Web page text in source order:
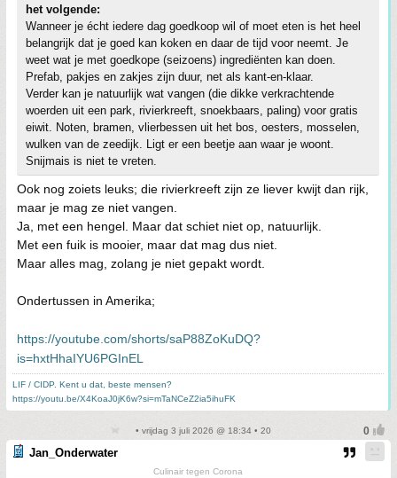
het volgende:
Wanneer je écht iedere dag goedkoop wil of moet eten is het heel
belangrijk dat je goed kan koken en daar de tijd voor neemt. Je
weet wat je met goedkope (seizoens) ingrediënten kan doen.
Prefab, pakjes en zakjes zijn duur, net als kant-en-klaar.
Verder kan je natuurlijk wat vangen (die dikke verkrachtende
woerden uit een park, rivierkreeft, snoekbaars, paling) voor gratis
eiwit. Noten, bramen, vlierbessen uit het bos, oesters, mosselen,
wulken van de zeedijk. Ligt er een beetje aan waar je woont.
Snijmais is niet te vreten.
Ook nog zoiets leuks; die rivierkreeft zijn ze liever kwijt dan rijk,
maar je mag ze niet vangen.
Ja, met een hengel. Maar dat schiet niet op, natuurlijk.
Met een fuik is mooier, maar dat mag dus niet.
Maar alles mag, zolang je niet gepakt wordt.
Ondertussen in Amerika;
https://youtube.com/shorts/saP88ZoKuDQ?
is=hxtHhaIYU6PGInEL
LIF / CIDP. Kent u dat, beste mensen?
https://youtu.be/X4KoaJ0jK6w?si=mTaNCeZ2ia5ihuFK
• vrijdag 3 juli 2026 @ 18:34 • 20
Jan_Onderwater
Culinair tegen Corona